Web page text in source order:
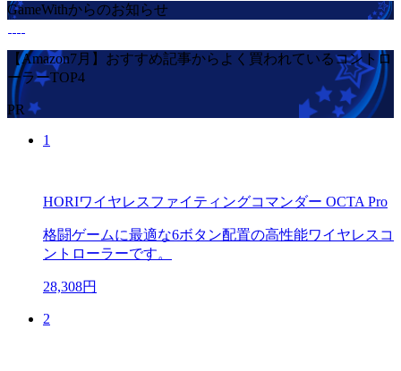
GameWithからのお知らせ
【Amazon7月】おすすめ記事からよく買われているコントロ
ーラーTOP4
PR
1
HORIワイヤレスファイティングコマンダー OCTA Pro
格闘ゲームに最適な6ボタン配置の高性能ワイヤレスコ
ントローラーです。
28,308円
2